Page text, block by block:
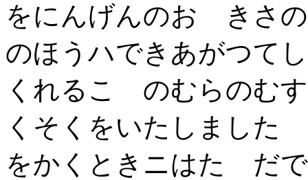
をにんげんのおゝきさ
のほうハできあがつて
くれるこゝのむらのむ
くそくをいたしました
をかくときニはたゞだ